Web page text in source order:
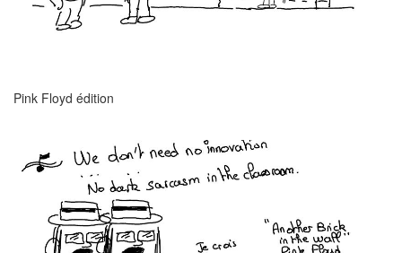
Pink Floyd édition